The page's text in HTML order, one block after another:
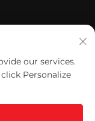
Co.,Ltd.
our services.
Personalize